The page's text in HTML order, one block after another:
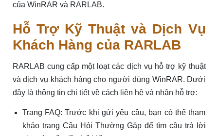
của WinRAR và RARLAB.
Hỗ Trợ Kỹ Thuật và Dịch Vụ
Khách Hàng của RARLAB
RARLAB cung cấp một loạt các dịch vụ hỗ trợ kỹ thuật
và dịch vụ khách hàng cho người dùng WinRAR. Dưới
đây là thông tin chi tiết về cách liên hệ và nhận hỗ trợ:
Trang FAQ: Trước khi gửi yêu cầu, bạn có thể tham
khảo trang Câu Hỏi Thường Gặp để tìm câu trả lời